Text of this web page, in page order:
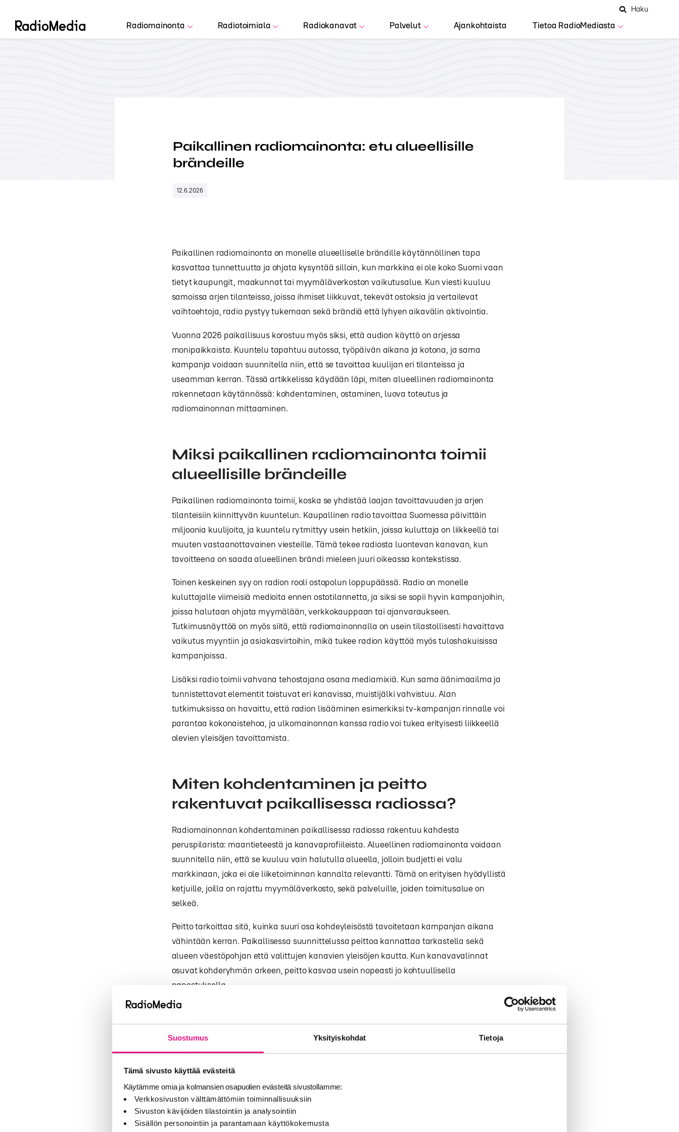
Suostumus Yksityiskohdat Tietoja
Tämä sivusto käyttää evästeitä
Käytämme omia ja kolmansien osapuolien evästeitä sivustollamme:
Verkkosivuston välttämättömiin toiminnallisuuksiin
Sivuston kävijöiden tilastointiin ja analysointiin
Sisällön personointiin ja parantamaan käyttökokemusta
Radiomainonta Radiotoimiala Radiokanavat Palvelut Ajankohtaista Tietoa RadioMediasta
AvaaHaku
Hae
Paikallinen radiomainonta: etu alueellisille
brändeille
12.6.2026
Paikallinen radiomainonta on monelle alueelliselle brändille käytännöllinen tapa
kasvattaa tunnettuutta ja ohjata kysyntää silloin, kun markkina ei ole koko Suomi vaan
tietyt kaupungit, maakunnat tai myymäläverkoston vaikutusalue. Kun viesti kuuluu
samoissa arjen tilanteissa, joissa ihmiset liikkuvat, tekevät ostoksia ja vertailevat
vaihtoehtoja, radio pystyy tukemaan sekä brändiä että lyhyen aikavälin aktivointia.
Vuonna 2026 paikallisuus korostuu myös siksi, että audion käyttö on arjessa
monipaikkaista. Kuuntelu tapahtuu autossa, työpäivän aikana ja kotona, ja sama
kampanja voidaan suunnitella niin, että se tavoittaa kuulijan eri tilanteissa ja
useamman kerran. Tässä artikkelissa käydään läpi, miten alueellinen radiomainonta
rakennetaan käytännössä: kohdentaminen, ostaminen, luova toteutus ja
radiomainonnan mittaaminen.
Miksi paikallinen radiomainonta toimii
alueellisille brändeille
Paikallinen radiomainonta toimii, koska se yhdistää laajan tavoittavuuden ja arjen
tilanteisiin kiinnittyvän kuuntelun. Kaupallinen radio tavoittaa Suomessa päivittäin
miljoonia kuulijoita, ja kuuntelu rytmittyy usein hetkiin, joissa kuluttaja on liikkeellä tai
muuten vastaanottavainen viesteille. Tämä tekee radiosta luontevan kanavan, kun
tavoitteena on saada alueellinen brändi mieleen juuri oikeassa kontekstissa.
Toinen keskeinen syy on radion rooli ostopolun loppupäässä. Radio on monelle
kuluttajalle viimeisiä medioita ennen ostotilannetta, ja siksi se sopii hyvin kampanjoihin,
joissa halutaan ohjata myymälään, verkkokauppaan tai ajanvaraukseen.
Tutkimusnäyttöä on myös siitä, että radiomainonnalla on usein tilastollisesti havaittava
vaikutus myyntiin ja asiakasvirtoihin, mikä tukee radion käyttöä myös tuloshakuisissa
kampanjoissa.
Lisäksi radio toimii vahvana tehostajana osana mediamixiä. Kun sama äänimaailma ja
tunnistettavat elementit toistuvat eri kanavissa, muistijälki vahvistuu. Alan
tutkimuksissa on havaittu, että radion lisääminen esimerkiksi tv-kampanjan rinnalle voi
parantaa kokonaistehoa, ja ulkomainonnan kanssa radio voi tukea erityisesti liikkeellä
olevien yleisöjen tavoittamista.
Miten kohdentaminen ja peitto
rakentuvat paikallisessa radiossa?
Radiomainonnan kohdentaminen paikallisessa radiossa rakentuu kahdesta
peruspilarista: maantieteestä ja kanavaprofiileista. Alueellinen radiomainonta voidaan
suunnitella niin, että se kuuluu vain halutulla alueella, jolloin budjetti ei valu
markkinaan, joka ei ole liiketoiminnan kannalta relevantti. Tämä on erityisen hyödyllistä
ketjuille, joilla on rajattu myymäläverkosto, sekä palveluille, joiden toimitusalue on
selkeä.
Peitto tarkoittaa sitä, kuinka suuri osa kohdeyleisöstä tavoitetaan kampanjan aikana
vähintään kerran. Paikallisessa suunnittelussa peittoa kannattaa tarkastella sekä
alueen väestöpohjan että valittujen kanavien yleisöjen kautta. Kun kanavavalinnat
osuvat kohderyhmän arkeen, peitto kasvaa usein nopeasti jo kohtuullisella
panostuksella.
Maantieteellinen kohdistus käytännössä
Maantieteessä olennaista on määritellä kampanjan todellinen vaikutusalue. Monelle
myymälästä, usean kunnan muodostama asiointialue tai tietty työssäkäyntialue. Kun
alue on määritelty, radiokampanja voidaan ostaa niin, että se vastaa tätä
liiketoimintalogiikkaa mahdollisimman tarkasti.